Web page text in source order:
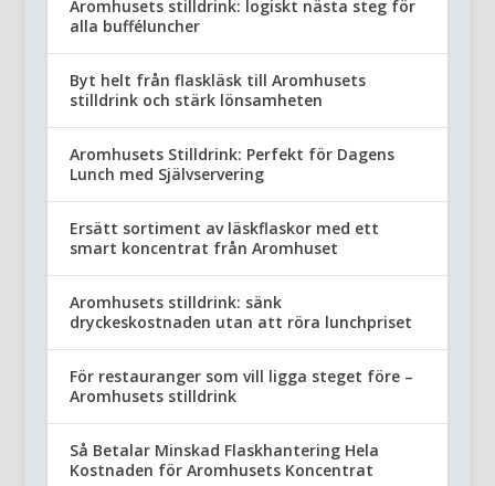
Aromhusets stilldrink: logiskt nästa steg för
alla bufféluncher
Byt helt från flaskläsk till Aromhusets
stilldrink och stärk lönsamheten
Aromhusets Stilldrink: Perfekt för Dagens
Lunch med Självservering
Ersätt sortiment av läskflaskor med ett
smart koncentrat från Aromhuset
Aromhusets stilldrink: sänk
dryckeskostnaden utan att röra lunchpriset
För restauranger som vill ligga steget före –
Aromhusets stilldrink
Så Betalar Minskad Flaskhantering Hela
Kostnaden för Aromhusets Koncentrat